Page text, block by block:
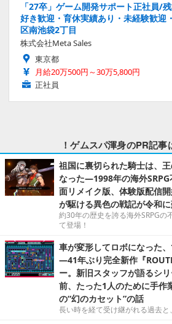
「27卒」ゲーム開発サポート正社員/
好き歓迎・育休実績あり・未経験歓迎
区南池袋2丁目
株式会社Meta Sales
東京都
月給20万500円～30万5,800円
正社員
！ゲムスパ渾身のPR記事
祖国に裏切られた騎士は、
なった―1998年の海外
面リメイク版、体験版配信
が駆ける異色の戦記が令和
約30年の歴史を誇る海外SRPG
て登場！
車が変形してロボになった
―41年ぶり完全新作『
ー。新旧スタッフが語るシ
前、たった1人のために手作
の“幻のカセット”の話
長い時を経て受け継がれる過去と